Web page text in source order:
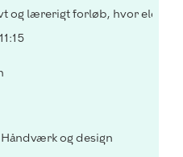
og lærerigt forløb, hvor
og design